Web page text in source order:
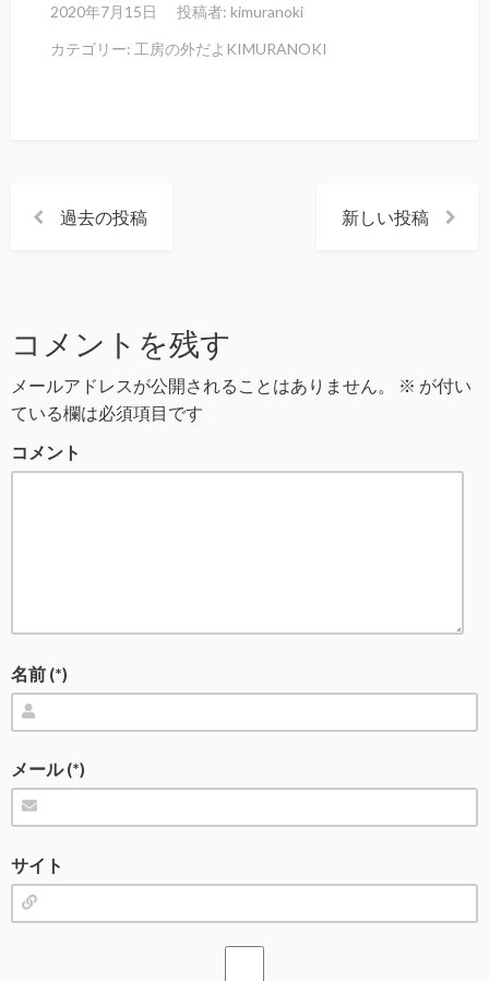
2020年7月15日 投稿者: kimuranoki
カテゴリー: 工房の外だよKIMURANOKI
過去の投稿 新しい投稿
コメントを残す
メールアドレスが公開されることはありません。 ※ が付い
ている欄は必須項目です
コメント
名前 (*)
メール (*)
サイト